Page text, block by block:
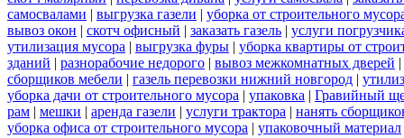
самосвалами | выгрузка газели | уборка от строительного
вывоз окон | скотч офисный | заказать газель | услуги
утилизация мусора | выгрузка фуры | уборка квартиры от
зданий | разнорабочие недорого | вывоз межкомнатных дверей |
сборщиков мебели | газель перевозки нижний новгород |
уборка дачи от строительного мусора | упаковка | Гравийный
рам | мешки | аренда газели | услуги трактора | нанять
уборка офиса от строительного мусора | упаковочный материал